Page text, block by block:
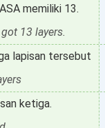
memiliki 13.
13 layers.
lapisan tersebut
ketiga.